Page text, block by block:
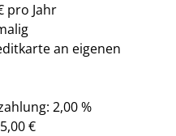
pro Jahr
an eigenen
2,00 %
€